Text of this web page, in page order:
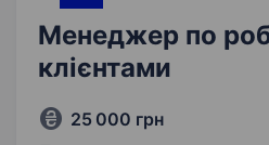
Менеджер по
клієнтами
25 000 грн